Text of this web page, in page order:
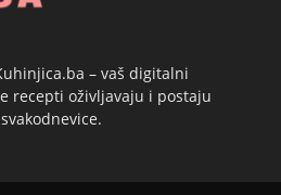
– vaš digitalni
recepti oživljavaju i postaju